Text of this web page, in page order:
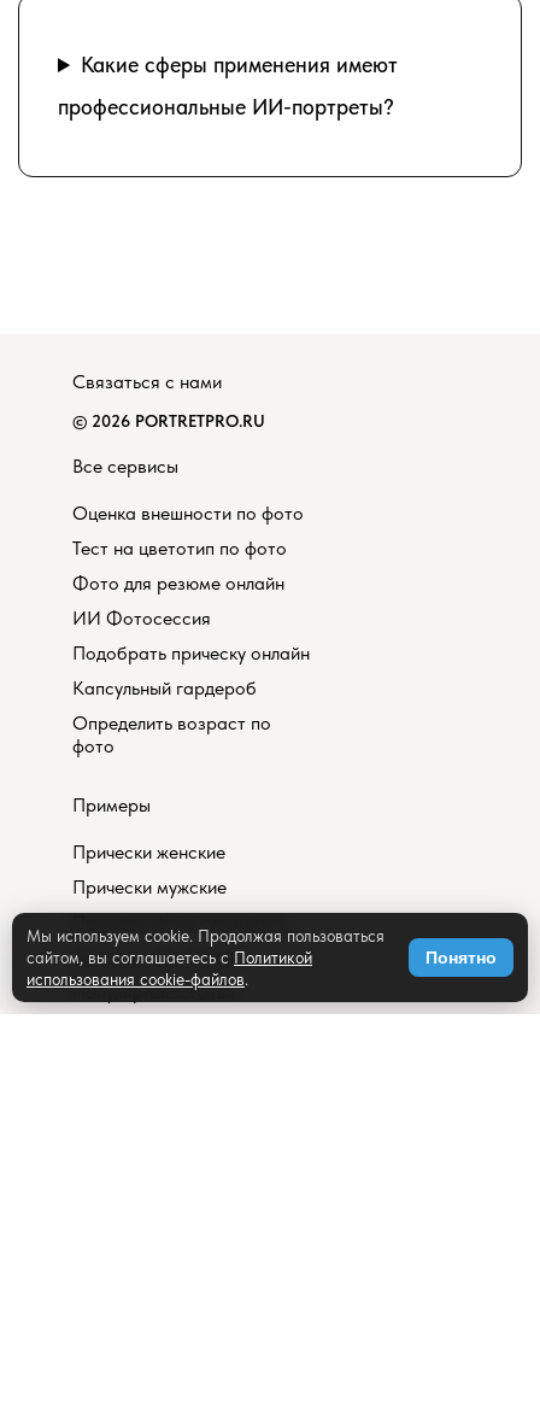
Какие сферы применения имеют
профессиональные ИИ-портреты?
Связаться с нами
© 2026 PORTRETPRO.RU
Все сервисы
Оценка внешности по фото
Тест на цветотип по фото
Фото для резюме онлайн
ИИ Фотосессия
Подобрать прическу онлайн
Капсульный гардероб
Определить возраст по
фото
Примеры
Прически женские
Прически мужские
Примеры До-После
Популярные статьи
Мы используем cookie. Продолжая пользоваться
сайтом, вы соглашаетесь с Политикой
использования cookie-файлов.
Понятно